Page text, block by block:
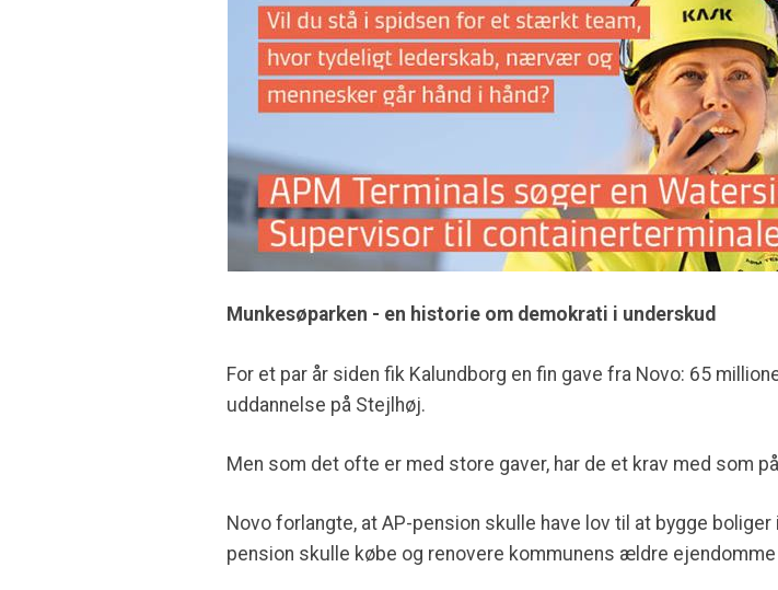
Munkesøparken - en historie om demokrati i underskud
For et par år siden fik Kalundborg en fin gave fra Novo: 65
uddannelse på Stejlhøj.
Men som det ofte er med store gaver, har de et krav med som
Novo forlangte, at AP-pension skulle have lov til at bygge
pension skulle købe og renovere kommunens ældre